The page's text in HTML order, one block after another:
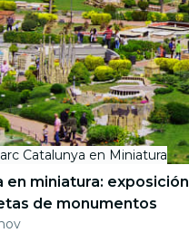
Catalunya en Miniatura
en miniatura: exposición
de monumentos